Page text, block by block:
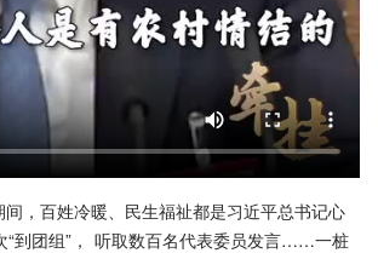
，百姓冷暖、民生福祉都是习近平总书记心
“到团组”， 听取数百名代表委员发言……一桩